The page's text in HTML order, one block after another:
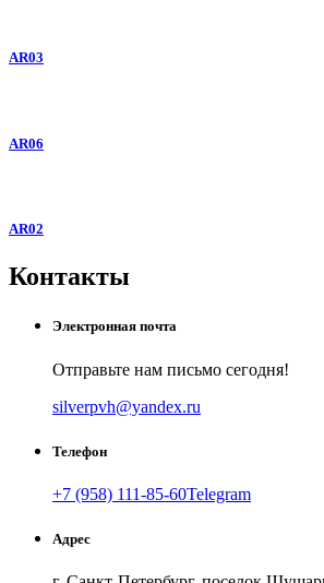
AR03
AR06
AR02
Контакты
Электронная почта
Отправьте нам письмо сегодня!
silverpvh@yandex.ru
Телефон
+7 (958) 111-85-60Telegram
Адрес